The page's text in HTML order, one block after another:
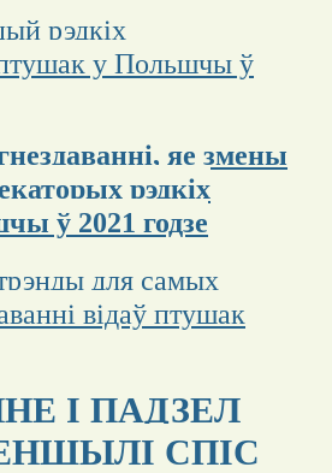
рэдкіх
у Польшчы ў
яе змены
рэдкіх
ў 2021 годзе
для самых
відаў птушак
І ПАДЗЕЛ
СПІС